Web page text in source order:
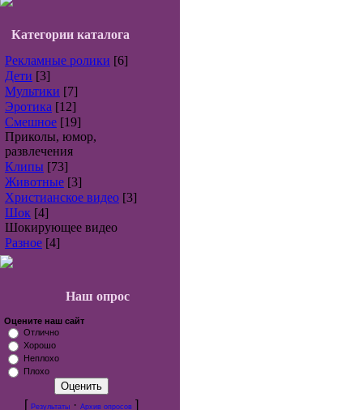
Категории каталога
Рекламные ролики [6]
Дети [3]
Мультики [7]
Эротика [12]
Смешное [19]
Приколы, юмор,
развлечения
Клипы [73]
Животные [3]
Христианское видео [3]
Шок [4]
Шокирующее видео
Разное [4]
Наш опрос
Оцените наш сайт
Отлично
Хорошо
Неплохо
Плохо
[ Результаты· Архив опросов]